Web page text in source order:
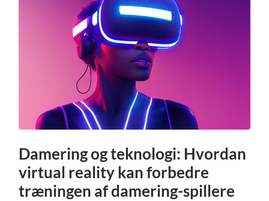
Damering og teknologi: Hvordan
virtual reality kan forbedre
træningen af damering-spillere